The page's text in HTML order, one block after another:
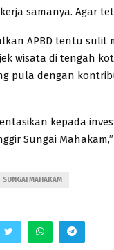
samanya. Agar
APBD tentu sulit
wisata di tengah
pula dengan
kepada
Sungai
SUNGAI MAHAKAM